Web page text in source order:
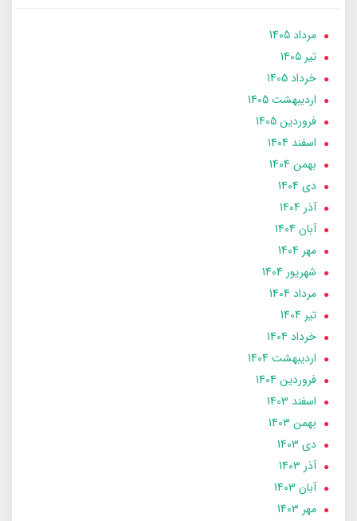
مرداد 1405
تير 1405
خرداد 1405
ارديبهشت 1405
فروردین 1405
اسفند 1404
بهمن 1404
دی 1404
آذر 1404
آبان 1404
مهر 1404
شهریور 1404
مرداد 1404
تير 1404
خرداد 1404
ارديبهشت 1404
فروردین 1404
اسفند 1403
بهمن 1403
دی 1403
آذر 1403
آبان 1403
مهر 1403